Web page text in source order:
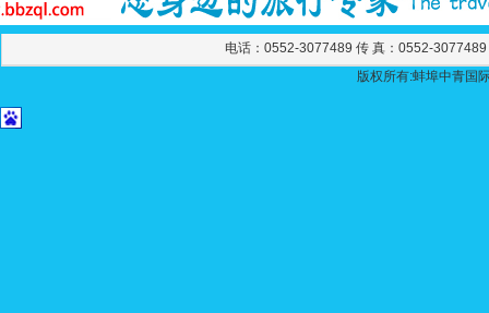
电话：0552-3077489 传 真：0552-
版权所有:蚌埠中青国